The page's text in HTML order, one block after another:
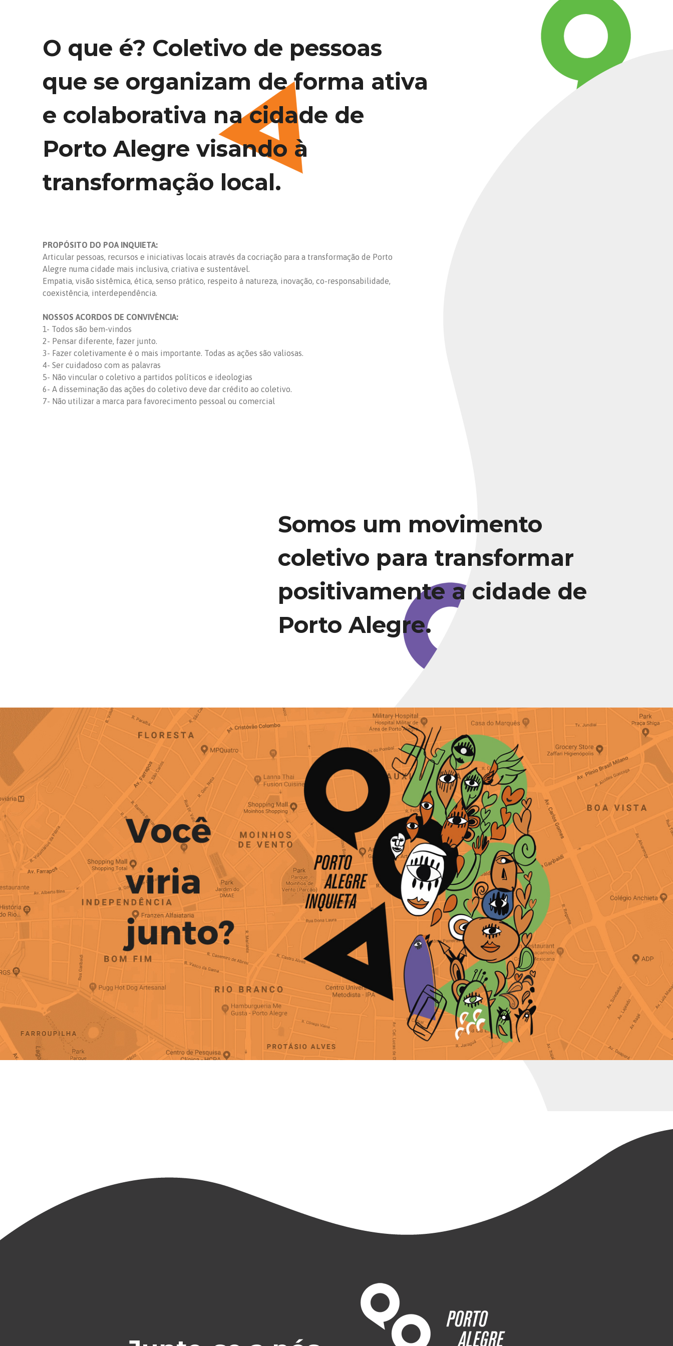
O que é? Coletivo de pessoas
que se organizam de forma ativa
e colaborativa na cidade de
Porto Alegre visando à
transformação local.
PROPÓSITO DO POA INQUIETA:
Articular pessoas, recursos e iniciativas locais através da cocriação para a transformação de Porto
Alegre numa cidade mais inclusiva, criativa e sustentável.
Empatia, visão sistêmica, ética, senso prático, respeito à natureza, inovação, co-responsabilidade,
coexistência, interdependência.
NOSSOS ACORDOS DE CONVIVÊNCIA:
1- Todos são bem-vindos
2- Pensar diferente, fazer junto.
3- Fazer coletivamente é o mais importante. Todas as ações são valiosas.
4- Ser cuidadoso com as palavras
5- Não vincular o coletivo a partidos políticos e ideologias
6- A disseminação das ações do coletivo deve dar crédito ao coletivo.
7- Não utilizar a marca para favorecimento pessoal ou comercial
Somos um movimento
coletivo para transformar
positivamente a cidade de
Porto Alegre.